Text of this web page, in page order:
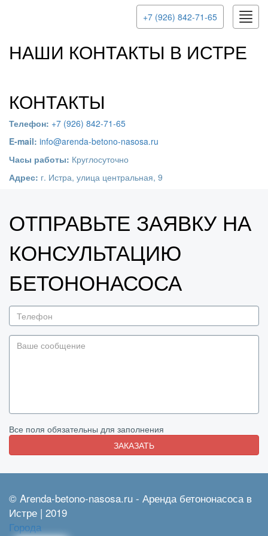
+7 (926) 842-71-65
НАШИ КОНТАКТЫ В ИСТРЕ
КОНТАКТЫ
Телефон: +7 (926) 842-71-65
E-mail: info@arenda-betono-nasosa.ru
Часы работы: Круглосуточно
Адрес: г. Истра, улица центральная, 9
ОТПРАВЬТЕ ЗАЯВКУ НА
КОНСУЛЬТАЦИЮ
БЕТОНОНАСОСА
Все поля обязательны для заполнения
ЗАКАЗАТЬ
© Arenda-betono-nasosa.ru - Аренда бетононасоса в
Истре | 2019
Города